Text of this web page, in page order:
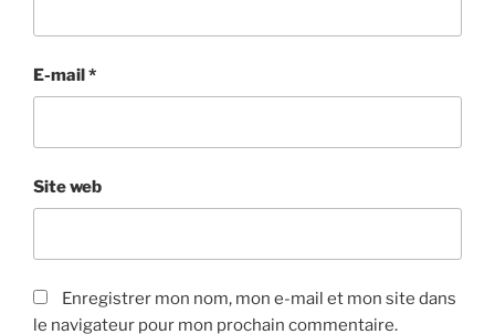
E-mail*
Site web
Enregistrer mon nom, mon e-mail et mon site dans
le navigateur pour mon prochain commentaire.